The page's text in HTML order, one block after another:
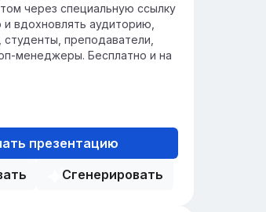
через специальную ссылку
вдохновлять аудиторию,
преподаватели,
менеджеры. Бесплатно и на
презентацию
Сгенерировать